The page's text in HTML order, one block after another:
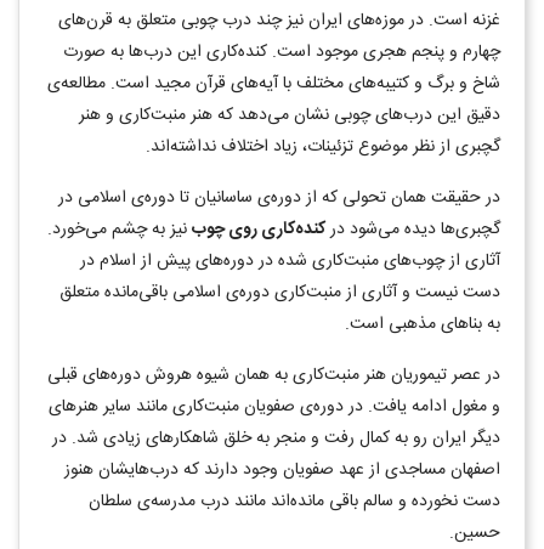
غزنه است. در موزه‌های ایران نیز چند درب چوبی متعلق به قرن‌های
چهارم و پنجم هجری موجود است. کنده‌کاری این درب‌ها به صورت
شاخ و برگ و کتیبه‌های مختلف با آیه‌های قرآن مجید است. مطالعه‌ی
دقیق این درب‌های چوبی نشان می‌دهد که هنر منبت‌کاری و هنر
گچبری از نظر موضوع تزئینات، زیاد اختلاف نداشته‌اند.
در حقیقت همان تحولی که از دوره‌ی ساسانیان تا دوره‌ی اسلامی در
گچبری‌ها دیده می‌شود درکنده‌کاری روی چوبنیز به چشم می‌خورد.
آثاری از چوب‌های منبت‌کاری شده در دوره‌های پیش از اسلام در
دست نیست و آثاری از منبت‌کاری دوره‌ی اسلامی باقی‌مانده متعلق
به بناهای مذهبی است.
در عصر تیموریان هنر منبت‌کاری به همان شیوه هروش دوره‌های قبلی
و مغول ادامه یافت. در دوره‌ی صفویان منبت‌کاری مانند سایر هنرهای
دیگر ایران رو به کمال رفت و منجر به خلق شاهکارهای زیادی شد. در
اصفهان مساجدی از عهد صفویان وجود دارند که درب‌هایشان هنوز
دست نخورده و سالم باقی مانده‌اند مانند درب مدرسه‌ی سلطان
حسین.